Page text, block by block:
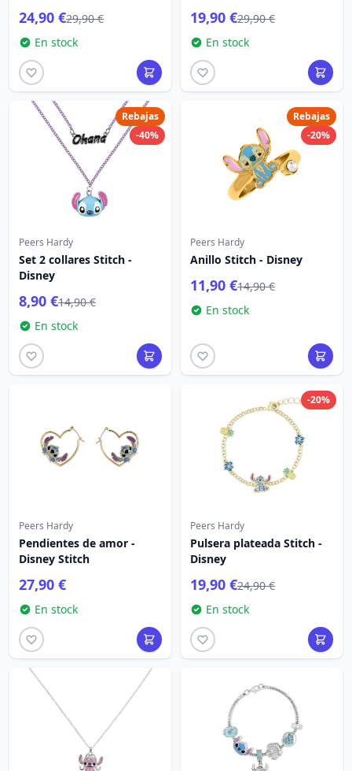
24,90 €29,90 €
En stock
19,90 €29,90 €
En stock
Rebajas
-40%
Peers Hardy
Set 2 collares Stitch -
Disney
8,90 €14,90 €
En stock
Rebajas
-20%
Peers Hardy
Anillo Stitch - Disney
11,90 €14,90 €
En stock
Peers Hardy
Pendientes de amor -
Disney Stitch
27,90 €
En stock
-20%
Peers Hardy
Pulsera plateada Stitch -
Disney
19,90 €24,90 €
En stock